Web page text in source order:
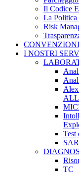
Il Codice
La Politica
Risk
CONVENZIONI
I NOSTRI
Alex
Test
TC